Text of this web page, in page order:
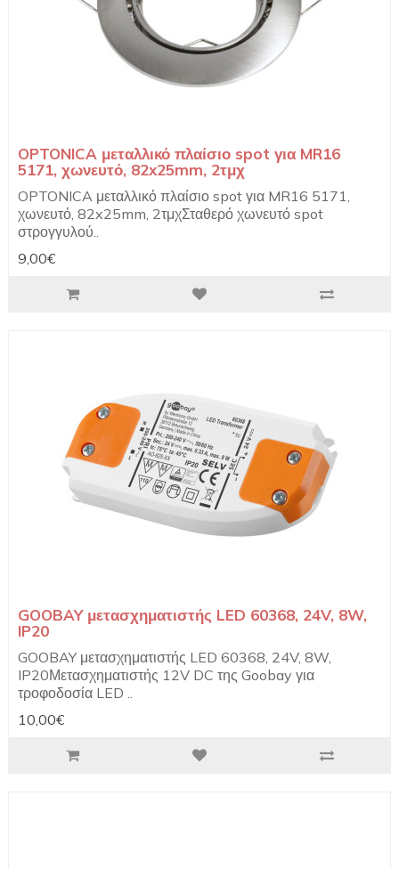
OPTONICA μεταλλικό πλαίσιο spot για MR16
5171, χωνευτό, 82x25mm, 2τμχ
OPTONICA μεταλλικό πλαίσιο spot για MR16 5171,
χωνευτό, 82x25mm, 2τμχΣταθερό χωνευτό spot
στρογγυλού..
9,00€
GOOBAY μετασχηματιστής LED 60368, 24V, 8W,
IP20
GOOBAY μετασχηματιστής LED 60368, 24V, 8W,
IP20Μετασχηματιστής 12V DC της Goobay για
τροφοδοσία LED ..
10,00€